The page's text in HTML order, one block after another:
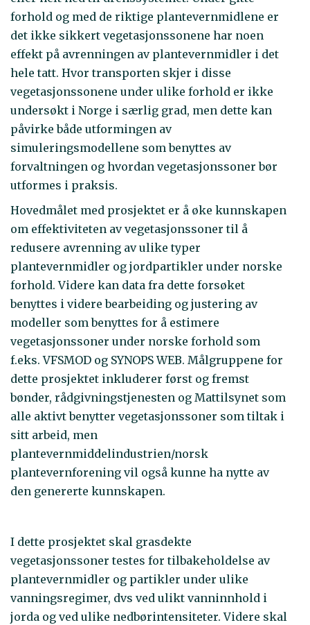
forhold og med de riktige plantevernmidlene er
det ikke sikkert vegetasjonssonene har noen
effekt på avrenningen av plantevernmidler i det
hele tatt. Hvor transporten skjer i disse
vegetasjonssonene under ulike forhold er ikke
undersøkt i Norge i særlig grad, men dette kan
påvirke både utformingen av
simuleringsmodellene som benyttes av
forvaltningen og hvordan vegetasjonssoner bør
utformes i praksis.
Hovedmålet med prosjektet er å øke kunnskapen
om effektiviteten av vegetasjonssoner til å
redusere avrenning av ulike typer
plantevernmidler og jordpartikler under norske
forhold. Videre kan data fra dette forsøket
benyttes i videre bearbeiding og justering av
modeller som benyttes for å estimere
vegetasjonssoner under norske forhold som
f.eks. VFSMOD og SYNOPS WEB. Målgruppene for
dette prosjektet inkluderer først og fremst
bønder, rådgivningstjenesten og Mattilsynet som
alle aktivt benytter vegetasjonssoner som tiltak i
sitt arbeid, men
plantevernmiddelindustrien/norsk
plantevernforening vil også kunne ha nytte av
den genererte kunnskapen.
I dette prosjektet skal grasdekte
vegetasjonssoner testes for tilbakeholdelse av
plantevernmidler og partikler under ulike
vanningsregimer, dvs ved ulikt vanninnhold i
jorda og ved ulike nedbørintensiteter. Videre skal